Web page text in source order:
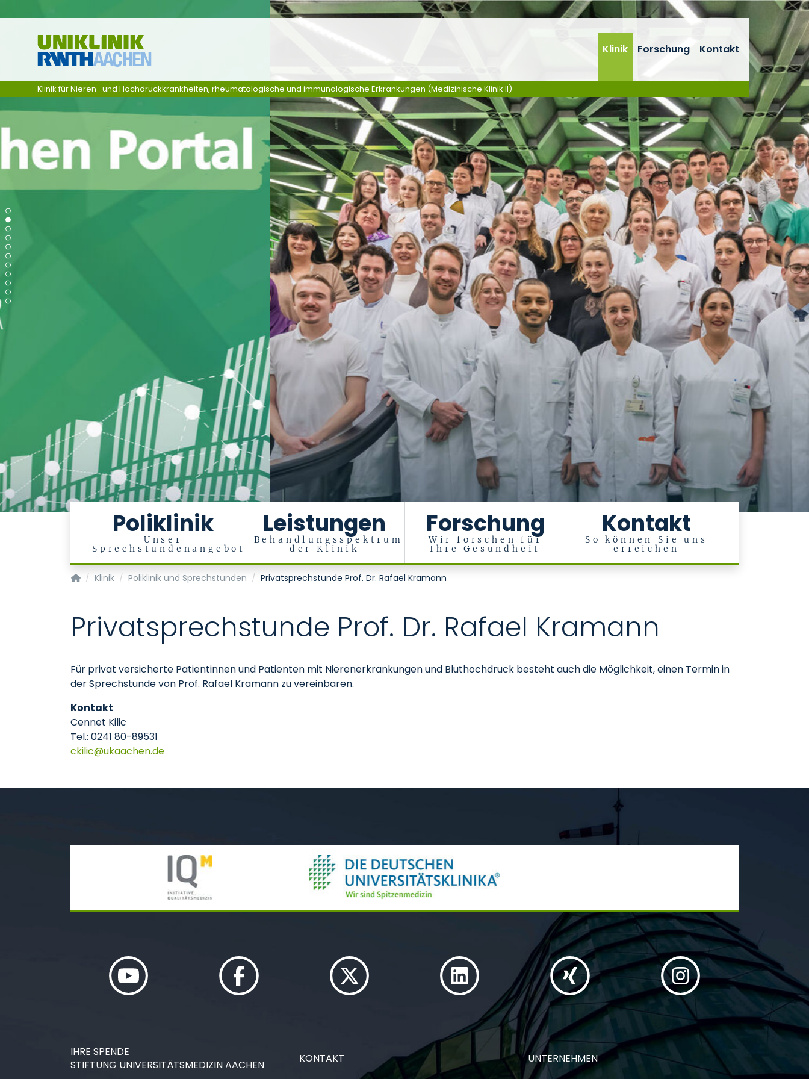
Poliklinik
Unser
Sprechstundenangebot
Leistungen
Behandlungsspektrum
der Klinik
Forschung
Wir forschen für
Ihre Gesundheit
Kontakt
So können Sie uns
erreichen
Klinik Forschung Kontakt
Klinik für Nieren- und Hochdruckkrankheiten, rheumatologische und immunologische Erkrankungen (Medizinische Klinik II)
Klinik für Nieren- und Hochdruckkrankheiten, rheumatologische und immunologische Erkrankungen (Medizinische Klinik II)
Klinik Poliklinik und Sprechstunden Privatsprechstunde Prof. Dr. Rafael Kramann
Privatsprechstunde Prof. Dr. Rafael Kramann
Für privat versicherte Patientinnen und Patienten mit Nierenerkrankungen und Bluthochdruck besteht auch die Möglichkeit, einen Termin in
der Sprechstunde von Prof. Rafael Kramann zu vereinbaren.
Kontakt
Cennet Kilic
Tel.: 0241 80-89531
ckilic
ukaachende
IHRE SPENDE
STIFTUNG UNIVERSITÄTSMEDIZIN AACHEN
KONTAKT UNTERNEHMEN